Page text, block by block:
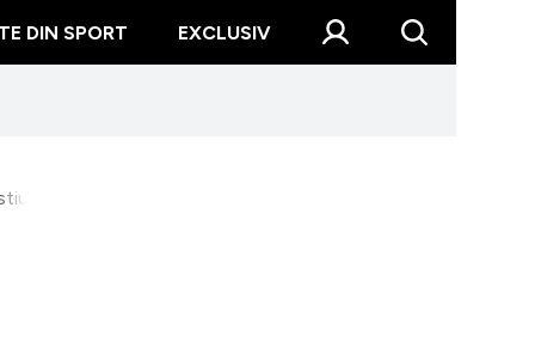
DIN SPORT EXCLUSIV
de antrenament"